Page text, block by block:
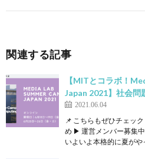
関連する記事
【MITとコラボ！
Japan 2021】社会問
2021.06.04
📌 こちらもぜひチェッ
め ▶ 運営メンバー募集
いよいよ本格的に夏が